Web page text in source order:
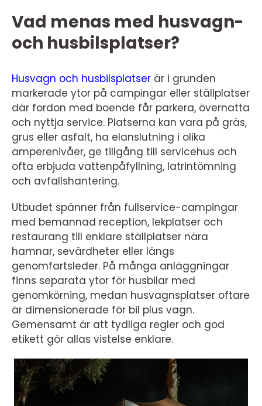
Vad menas med husvagn-
och husbilsplatser?
Husvagn och husbilsplatser är i grunden
markerade ytor på campingar eller ställplatser
där fordon med boende får parkera, övernatta
och nyttja service. Platserna kan vara på gräs,
grus eller asfalt, ha elanslutning i olika
amperenivåer, ge tillgång till servicehus och
ofta erbjuda vattenpåfyllning, latrintömning
och avfallshantering.
Utbudet spänner från fullservice-campingar
med bemannad reception, lekplatser och
restaurang till enklare ställplatser nära
hamnar, sevärdheter eller längs
genomfartsleder. På många anläggningar
finns separata ytor för husbilar med
genomkörning, medan husvagnsplatser oftare
är dimensionerade för bil plus vagn.
Gemensamt är att tydliga regler och god
etikett gör allas vistelse enklare.